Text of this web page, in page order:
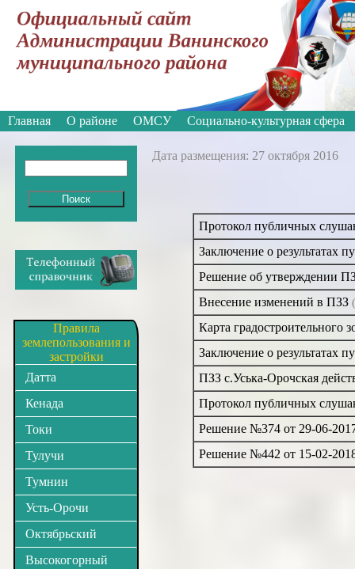
Версия для слабовидящих:
Главная О районе ОМСУ Социально-культурная сфера
Правила
землепользования и
застройки
Датта
Кенада
Токи
Тулучи
Тумнин
Усть-Орочи
Октябрьский
Высокогорный
Дата размещения: 27 октября 2016
Протокол публичных
Заключение о результатах
Решение об утверждении
Внесение изменений в ПЗЗ
Карта градостроительного
Заключение о результатах
ПЗЗ с.Уська-Орочская
Протокол публичных
Решение №374 от 29-06-
Решение №442 от 15-02-